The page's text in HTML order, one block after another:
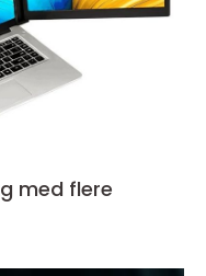
med flere